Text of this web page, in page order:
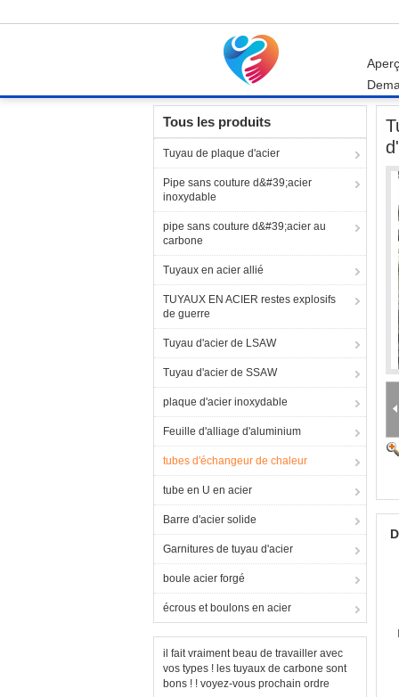
tubes d'échangeur de
Tous les produits
Tuyau de plaque d'acier
Pipe sans couture d&#39;acier
inoxydable
pipe sans couture d&#39;acier au
carbone
Tuyaux en acier allié
TUYAUX EN ACIER restes explosifs
de guerre
Tuyau d'acier de LSAW
Tuyau d'acier de SSAW
plaque d'acier inoxydable
Feuille d'alliage d'aluminium
tubes d'échangeur de chaleur
tube en U en acier
Barre d'acier solide
Garnitures de tuyau d'acier
boule acier forgé
écrous et boulons en acier
il fait vraiment beau de travailler avec
vos types ! les tuyaux de carbone sont
bons ! ! voyez-vous prochain ordre